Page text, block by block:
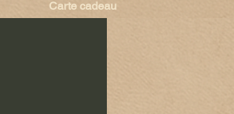
Carte cadeau